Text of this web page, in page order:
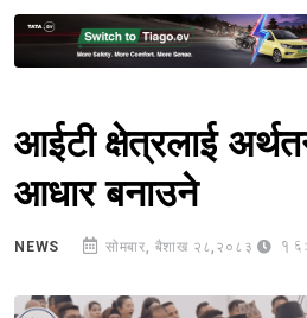
आईटी क्षेत्रलाई
आधार बनाउने
NEWS सोमबार, बैशाख २८,२०८३